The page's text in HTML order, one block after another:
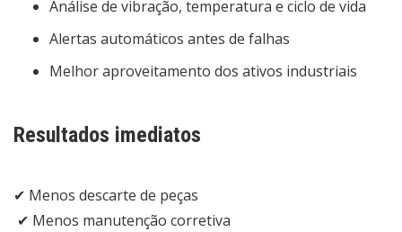
Análise de vibração, temperatura e ciclo de vida
Alertas automáticos antes de falhas
Melhor aproveitamento dos ativos industriais
Resultados imediatos
✔ Menos descarte de peças
✔ Menos manutenção corretiva